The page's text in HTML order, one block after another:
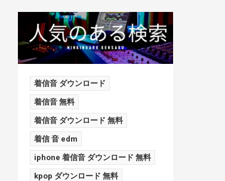
着信音 ダウンロード
着信音 無料
着信音 ダウンロード 無料
着信 音 edm
iphone 着信音 ダウンロード 無料
kpop ダウンロード 無料